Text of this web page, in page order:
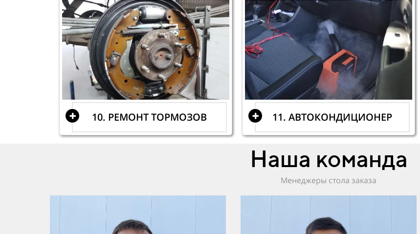
10. РЕМОНТ ТОРМОЗОВ 11. АВТОКОНДИЦИОНЕР
Наша команда
Менеджеры стола заказа